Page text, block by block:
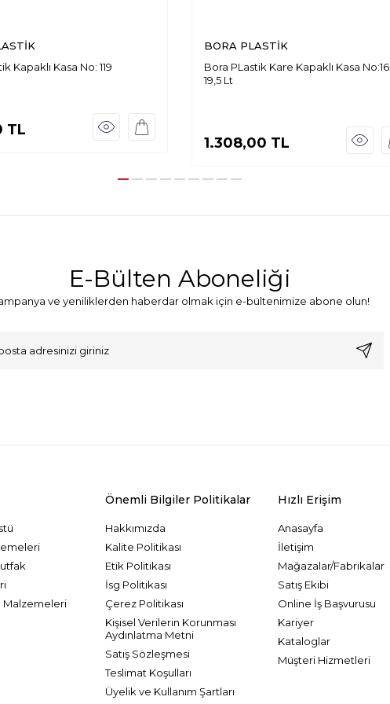
Kapaklı Kasa No: 119
TL
BORA PLASTİK
Bora PLastik Kare Kapaklı Kasa No:16
19,5 Lt
1.308,00 TL
E-Bülten Aboneliği
ve yeniliklerden haberdar olmak için e-bültenimize abone olun!
Malzemeleri
Önemli Bilgiler Politikalar
Hakkımızda
Kalite Politikası
Etik Politikası
İsg Politikası
Çerez Politikası
Kişisel Verilerin Korunması
Aydınlatma Metni
Satış Sözleşmesi
Teslimat Koşulları
Üyelik ve Kullanım Şartları
Hızlı Erişim
Anasayfa
İletişim
Mağazalar/Fabrikalar
Satış Ekibi
Online İş Başvurusu
Kariyer
Kataloglar
Müşteri Hizmetleri